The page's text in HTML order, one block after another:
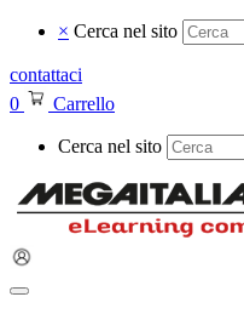
× Cerca nel sito
contattaci
0
Carrello
Cerca nel sito